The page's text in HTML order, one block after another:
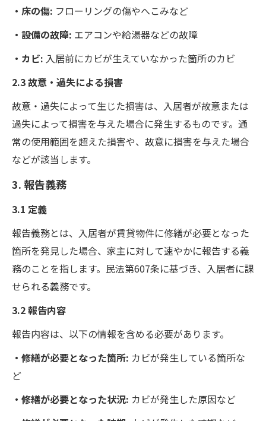
・床の傷: フローリングの傷やへこみなど
・設備の故障: エアコンや給湯器などの故障
・カビ: 入居前にカビが生えていなかった箇所のカビ
2.3 故意・過失による損害
故意・過失によって生じた損害は、入居者が故意または
過失によって損害を与えた場合に発生するものです。通
常の使用範囲を超えた損害や、故意に損害を与えた場合
などが該当します。
3. 報告義務
3.1 定義
報告義務とは、入居者が賃貸物件に修繕が必要となった
箇所を発見した場合、家主に対して速やかに報告する義
務のことを指します。民法第607条に基づき、入居者に課
せられる義務です。
3.2 報告内容
報告内容は、以下の情報を含める必要があります。
・修繕が必要となった箇所: カビが発生している箇所な
ど
・修繕が必要となった状況: カビが発生した原因など